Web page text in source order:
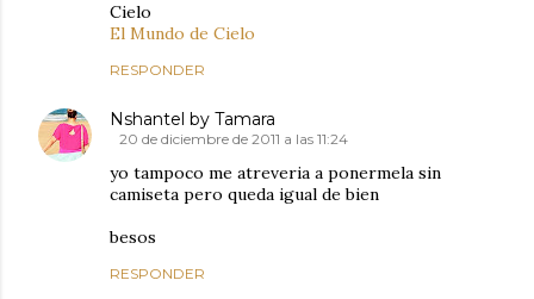
Cielo
El Mundo de Cielo
RESPONDER
Nshantel by Tamara
20 de diciembre de 2011 a las 11:24
yo tampoco me atreveria a ponermela sin
camiseta pero queda igual de bien
besos
RESPONDER